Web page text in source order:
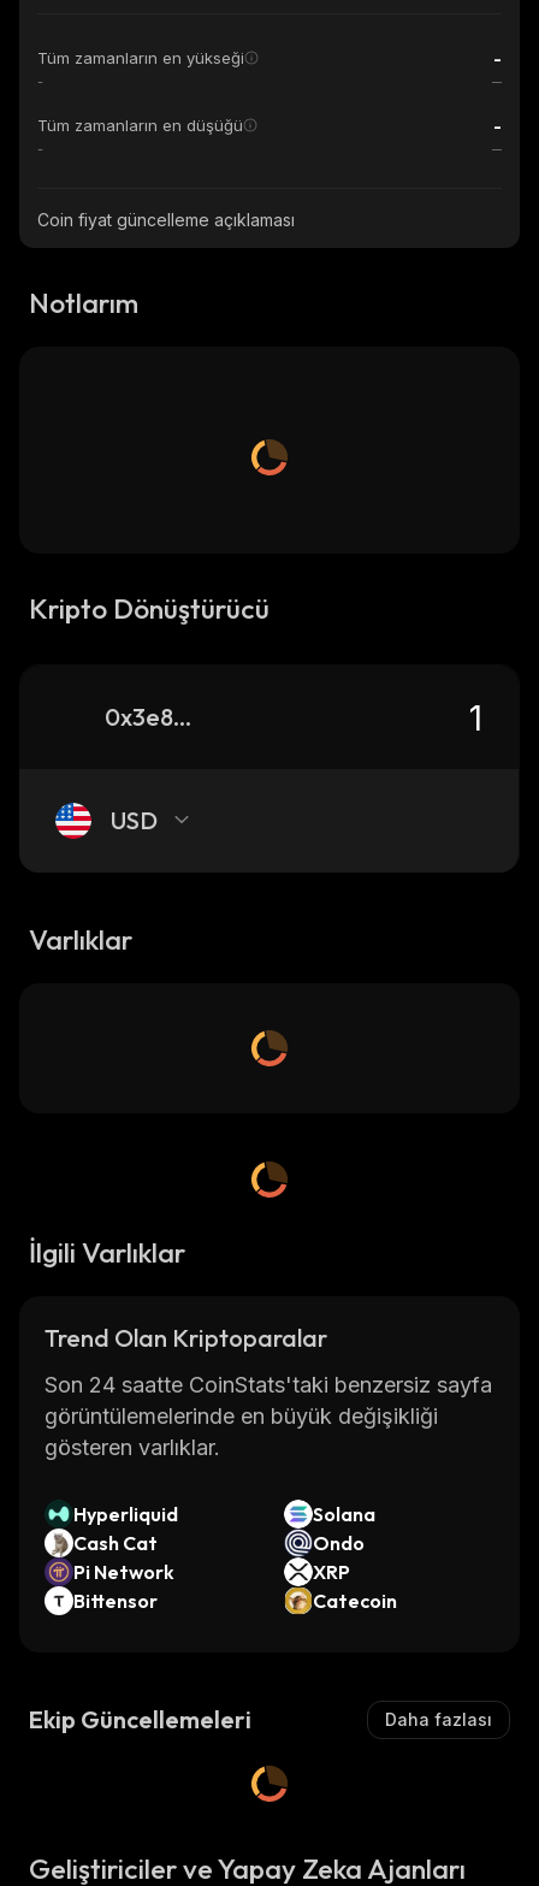
Tüm zamanların en yükseği -
-
Tüm zamanların en düşüğü -
-
Coin fiyat güncelleme açıklaması
Notlarım
Kripto Dönüştürücü
0x3e8514761cd8af944ea05d6d30b6e6d5e3684444_binance_smart
USD
Varlıklar
İlgili Varlıklar
Trend Olan Kriptoparalar
Son 24 saatte CoinStats'taki benzersiz sayfa
görüntülemelerinde en büyük değişikliği
gösteren varlıklar.
Hyperliquid
Solana
Cash Cat
Ondo
Pi Network
XRP
Bittensor
Catecoin
Ekip Güncellemeleri Daha fazlası
Geliştiriciler ve Yapay Zeka Ajanları